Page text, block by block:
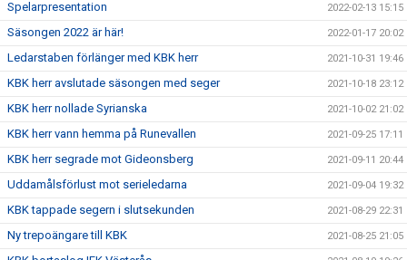
Spelarpresentation 2022-02-13 15:15
Säsongen 2022 är här! 2022-01-17 20:02
Ledarstaben förlänger med KBK herr 2021-10-31 19:46
KBK herr avslutade säsongen med seger 2021-10-18 23:12
KBK herr nollade Syrianska 2021-10-02 21:02
KBK herr vann hemma på Runevallen 2021-09-25 17:11
KBK herr segrade mot Gideonsberg 2021-09-11 20:44
Uddamålsförlust mot serieledarna 2021-09-04 19:32
KBK tappade segern i slutsekunden 2021-08-29 22:31
Ny trepoängare till KBK 2021-08-25 21:05